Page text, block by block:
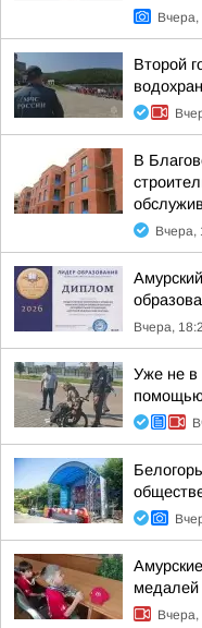
Вчера,
Второй
В
Вчера,
Вчера,
Уже не в
медалей
Вчера,